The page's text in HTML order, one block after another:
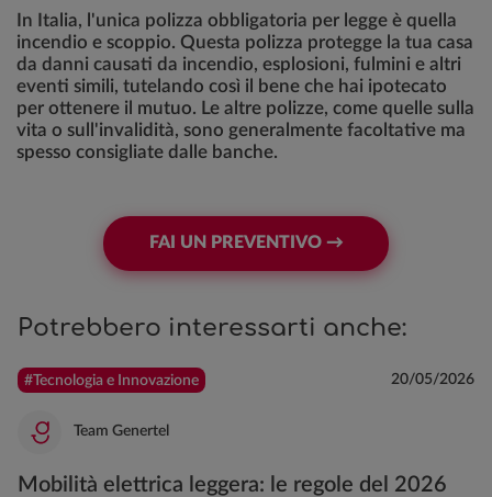
In Italia, l'unica polizza obbligatoria per legge è quella
incendio e scoppio. Questa polizza protegge la tua casa
da danni causati da incendio, esplosioni, fulmini e altri
eventi simili, tutelando così il bene che hai ipotecato
per ottenere il mutuo. Le altre polizze, come quelle sulla
vita o sull'invalidità, sono generalmente facoltative ma
spesso consigliate dalle banche.
FAI UN PREVENTIVO →
Potrebbero interessarti anche:
#Tecnologia e Innovazione 20/05/2026
Team Genertel
Mobilità elettrica leggera: le regole del 2026